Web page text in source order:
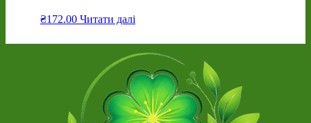
₴172.00 Читати далі